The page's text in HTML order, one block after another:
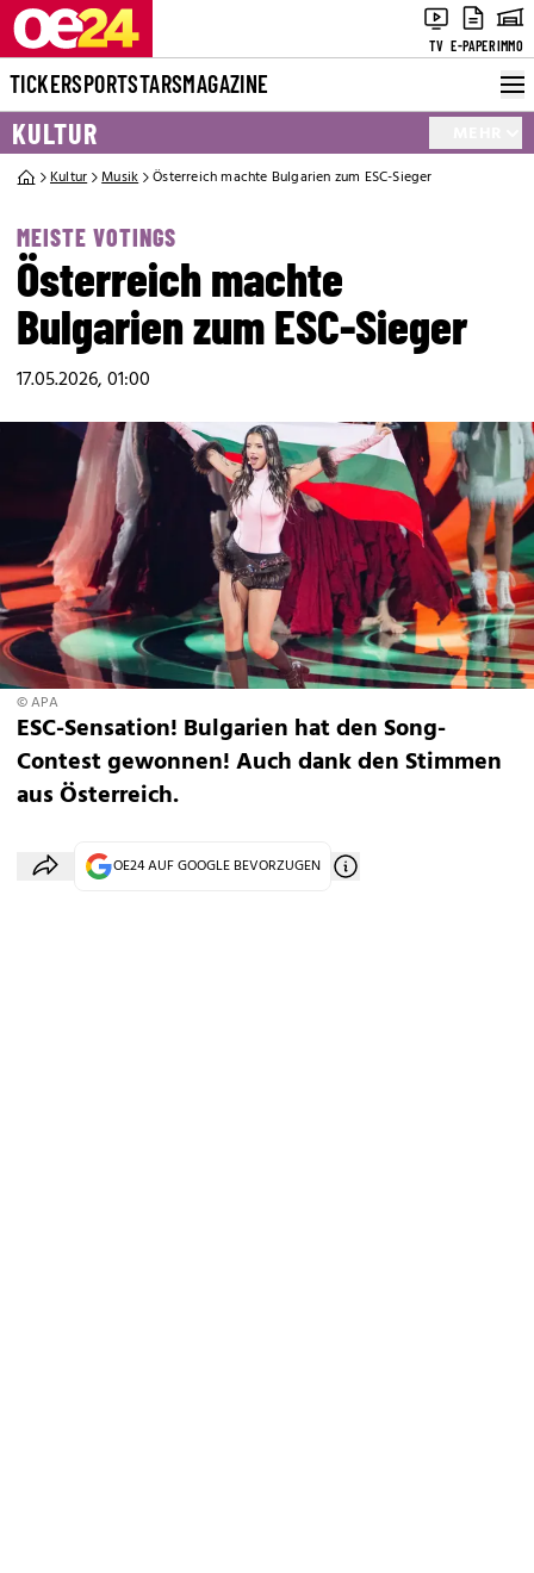
TV E-PAPERIMMO
TICKERSPORTSTARSMAGAZINE
KULTUR
Kultur Musik Österreich machte Bulgarien zum ESC-Sieger
MEISTE VOTINGS
Österreich machte
Bulgarien zum ESC-Sieger
17.05.2026, 01:00
© APA
ESC-Sensation! Bulgarien hat den Song-
Contest gewonnen! Auch dank den Stimmen
aus Österreich.
OE24 AUF GOOGLE BEVORZUGEN